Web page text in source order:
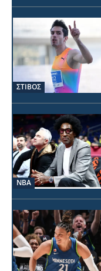
ΣΤΙΒΟΣ
NBA